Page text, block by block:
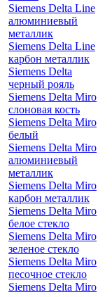
Siemens Delta Line
алюминиевый
металлик
Siemens Delta Line
карбон металлик
Siemens Delta
черный рояль
Siemens Delta Miro
слоновая кость
Siemens Delta Miro
белый
Siemens Delta Miro
алюминиевый
металлик
Siemens Delta Miro
карбон металлик
Siemens Delta Miro
белое стекло
Siemens Delta Miro
зеленое стекло
Siemens Delta Miro
песочное стекло
Siemens Delta Miro